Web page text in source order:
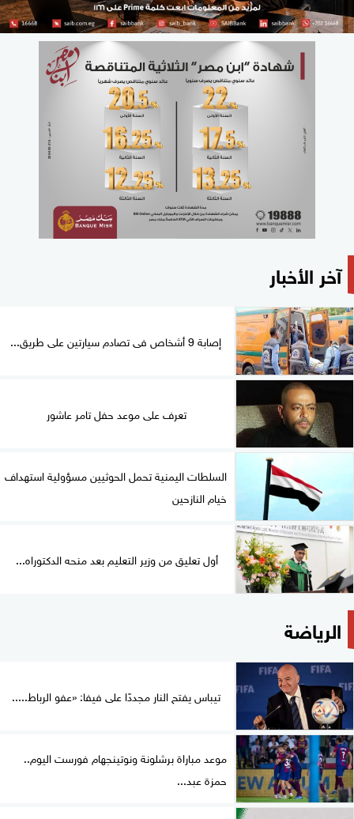
آخر الأخبار
إصابة 9 أشخاص فى تصادم سيارتين على طريق...
تعرف على موعد حفل تامر عاشور
السلطات اليمنية تحمل الحوثيين مسؤولية استهداف
خيام النازحين
أول تعليق من وزير التعليم بعد منحه الدكتوراه...
الرياضة
تيباس يفتح النار مجددًا على فيفا: «عفو الرباط.....
موعد مباراة برشلونة ونوتينجهام فورست اليوم..
حمزة عبد...